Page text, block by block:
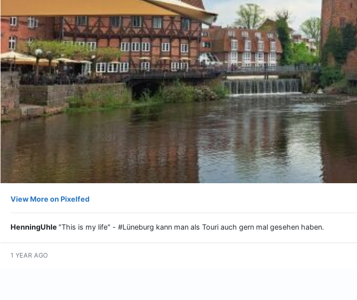
View More on Pixelfed
HenningUhle "This is my life" - #Lüneburg kann man als Touri auch gern mal gesehen haben.
1 YEAR AGO